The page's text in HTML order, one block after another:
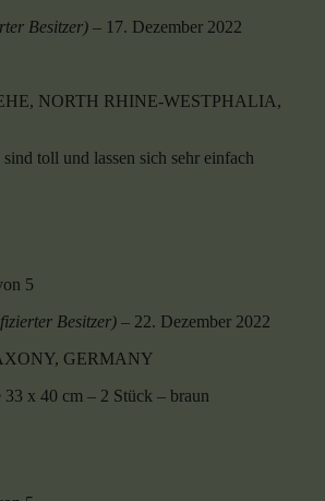
Besitzer) – 17. Dezember 2022
toll und lassen sich sehr einfach
5
Besitzer) – 22. Dezember 2022
33 x 40 cm – 2 Stück – braun